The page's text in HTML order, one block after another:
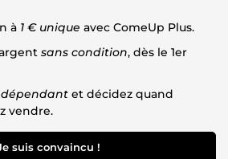
à 1 € unique avec ComeUp Plus.
sans condition, dès le 1er
et décidez quand
vendre.
suis convaincu !